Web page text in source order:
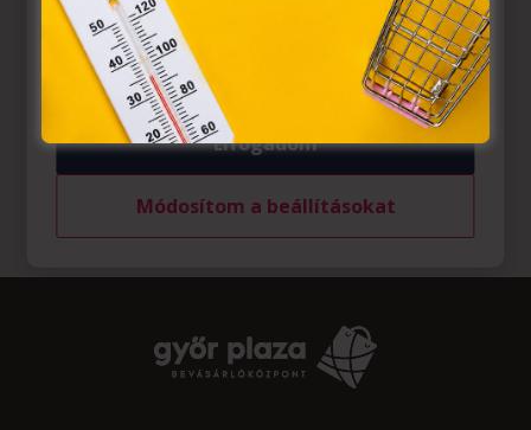
belül működnek, a „sütik" használatához, és ezeknek a
felhasználó számítógépén vagy egyéb eszközén történő
tárolásához a felhasználók hozzájárulását kell kérniük.
Elfogadom
Módosítom a beállításokat